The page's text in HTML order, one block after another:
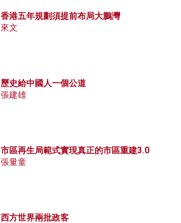
香港五年規劃須提前布局大鵬灣
來文
歷史給中國人一個公道
張建雄
市區再生局範式實現真正的市區重建3.0
張量童
西方世界兩批政客